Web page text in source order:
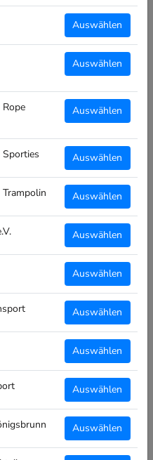
Auswählen
Auswählen
Auswählen
Sporties Auswählen
Auswählen
Auswählen
Auswählen
Auswählen
Auswählen
Auswählen
Auswählen
mit toller Passform.